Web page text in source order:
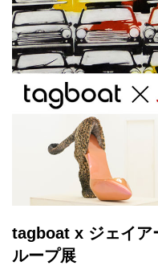
tagboat x ジェイ
ループ展